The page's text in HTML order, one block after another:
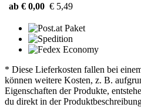
ab € 0,00 € 5,49
* Diese Lieferkosten fallen bei
können weitere Kosten, z. B.
Eigenschaften der Produkte,
du direkt in der